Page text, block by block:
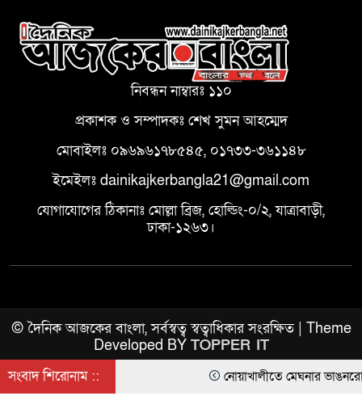
নিবন্ধন নাম্বারঃ ১১০
প্রকাশক ও সম্পাদকঃ শেখ সুমন আহম্মেদ
মোবাইলঃ ০৯৬৯৬১৭৮৫৪৫, ০১৭৩৩-৩৬১১৪৮
ইমেইলঃ dainikajkerbangla21@gmail.com
যোগাযোগের ঠিকানাঃ মোল্লা ব্রিজ, হোল্ডিং-০/২, যাত্রাবাড়ী,
ঢাকা-১২৬৩।
© দৈনিক আজকের বাংলা, সর্বস্বত্ব স্বত্বাধিকার সংরক্ষিত | Theme
Developed BY TOPPER IT
সংবাদ শিরোনাম ::
নোয়াখালীতে মেঘনার